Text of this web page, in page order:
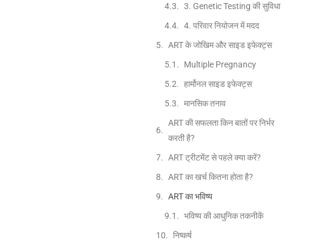
3. Genetic Testing की सुविधा
4. परिवार नियोजन में मदद
ART के जोखिम और साइड इफेक्ट्स
Multiple Pregnancy
हार्मोनल साइड इफेक्ट्स
मानसिक तनाव
ART की सफलता किन बातों पर निर्भर
करती है?
ART ट्रीटमेंट से पहले क्या करें?
ART का खर्च कितना होता है?
ART का भविष्य
भविष्य की आधुनिक तकनीकें
निष्कर्ष